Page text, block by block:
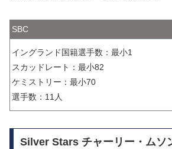
SBC
イングランド国籍選手数：最小1
スカッドレート：最小82
ケミストリー：最小70
選手数：11人
Silver Stars チャーリー・ムソ